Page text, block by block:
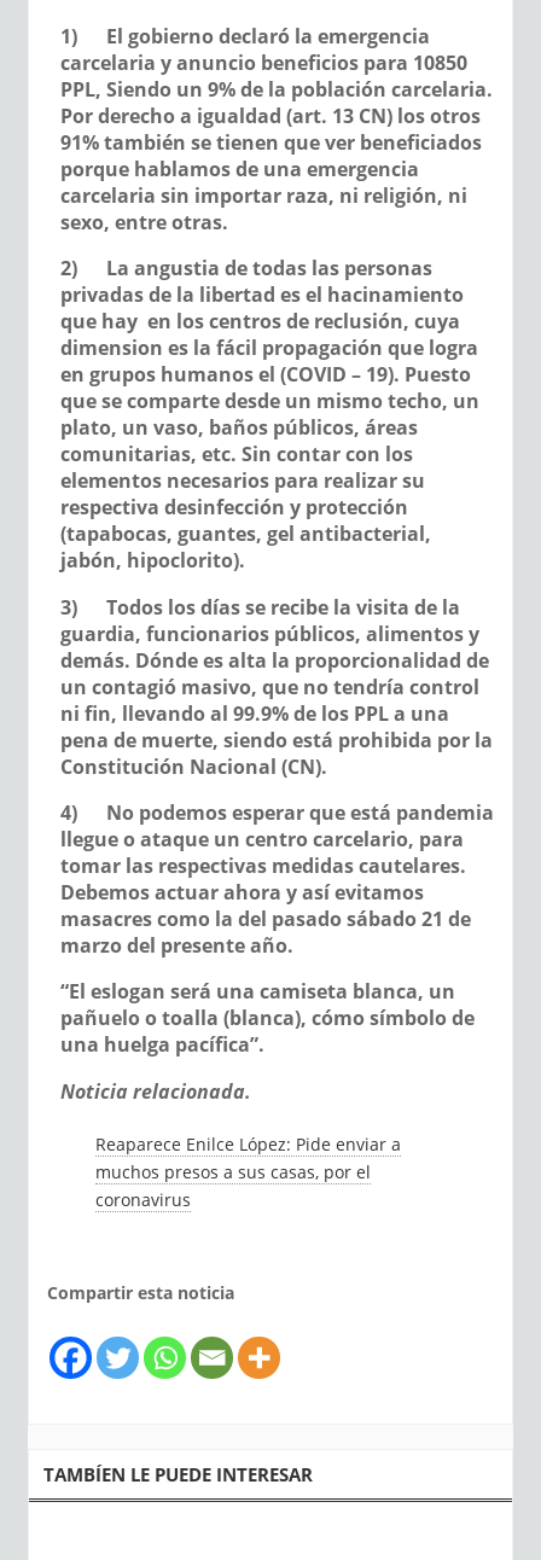
1)
El gobierno declaró la emergencia
carcelaria y anuncio beneficios para 10850
PPL, Siendo un 9% de la población carcelaria.
Por derecho a igualdad (art. 13 CN) los otros
91% también se tienen que ver beneficiados
porque hablamos de una emergencia
carcelaria sin importar raza, ni religión, ni
sexo, entre otras.
2) La angustia de todas las personas
privadas de la libertad es el hacinamiento
que hay en los centros de reclusión, cuya
dimension es la fácil propagación que logra
en grupos humanos el (COVID – 19). Puesto
que se comparte desde un mismo techo, un
plato, un vaso, baños públicos, áreas
comunitarias, etc. Sin contar con los
elementos necesarios para realizar su
respectiva desinfección y protección
(tapabocas, guantes, gel antibacterial,
jabón, hipoclorito).
3) Todos los días se recibe la visita de la
guardia, funcionarios públicos, alimentos y
demás. Dónde es alta la proporcionalidad de
un contagió masivo, que no tendría control
ni fin, llevando al 99.9% de los PPL a una
pena de muerte, siendo está prohibida por la
Constitución Nacional (CN).
4) No podemos esperar que está pandemia
llegue o ataque un centro carcelario, para
tomar las respectivas medidas cautelares.
Debemos actuar ahora y así evitamos
masacres como la del pasado sábado 21 de
marzo del presente año.
“El eslogan será una camiseta blanca, un
pañuelo o toalla (blanca), cómo símbolo de
una huelga pacífica”.
Noticia relacionada.
Reaparece Enilce López: Pide enviar a
muchos presos a sus casas, por el
coronavirus
Compartir esta noticia
TAMBÍEN LE PUEDE INTERESAR